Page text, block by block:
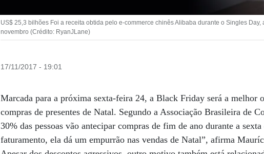
US$ 25,3 bilhões Foi a receita obtida pelo e-commerce chinês Alibaba durante o Singles Day,
novembro (Crédito: RyanJLane)
17/11/2017 - 19:01
Marcada para a próxima sexta-feira 24, a Black Friday será a melhor
compras de presentes de Natal. Segundo a Associação Brasileira de
30% das pessoas vão antecipar compras de fim de ano durante a
faturamento, ela dá um empurrão nas vendas de Natal”, afirma